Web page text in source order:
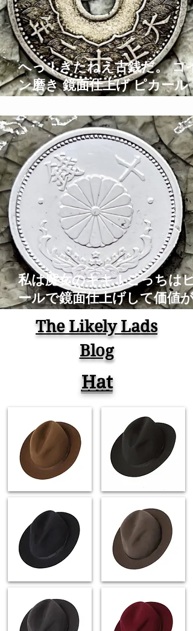
へっ！きたねえ古銭だ。 コイ
ン磨き 鏡面仕上げ ピカール
Restoration Time Lapse
私は魔女のキキ！こっちはピ
ールで鏡面仕上げして価値が
くなったアルミの古銭！コイ
磨き Old Coins Restoration
Time Lapse ASMR
The Likely Lads
Blog
Hat